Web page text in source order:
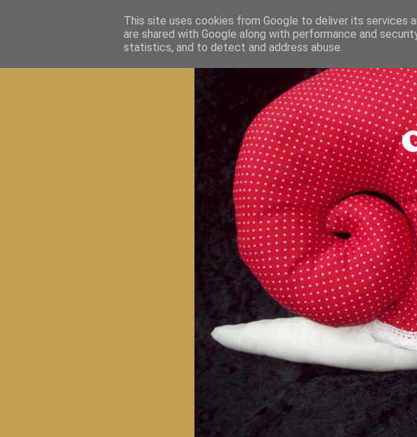
This site uses cookies from Google to deliver its services
are shared with Google along with performance and
statistics, and to detect and address abuse.